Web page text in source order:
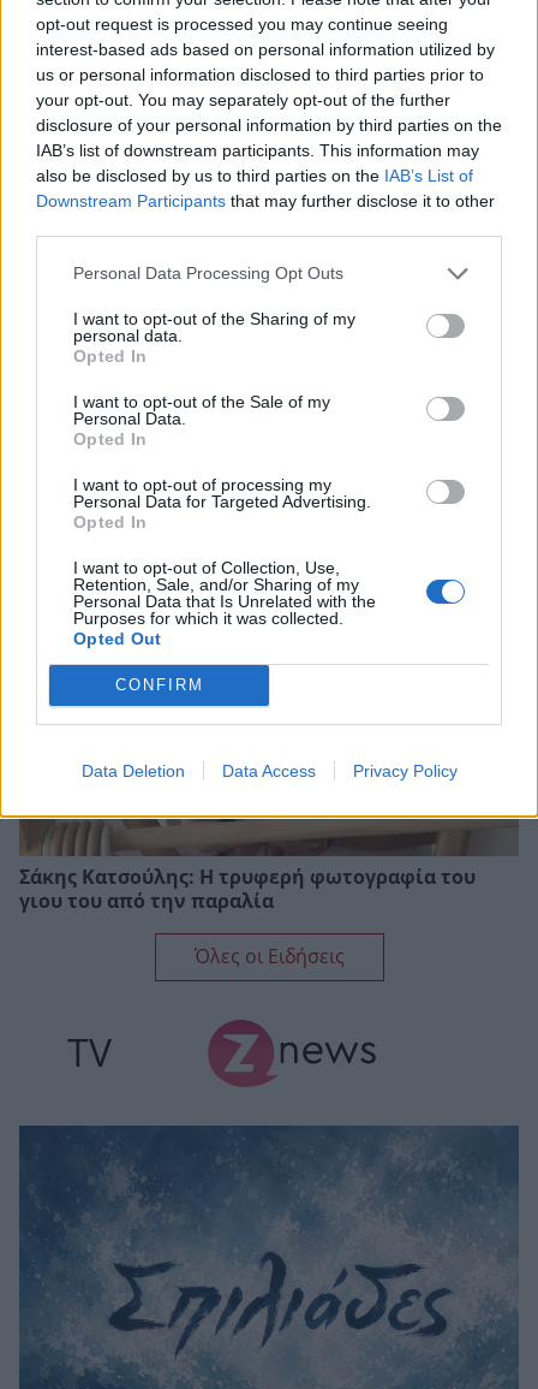
opt-out request is processed you may continue seeing
interest-based ads based on personal information utilized by
us or personal information disclosed to third parties prior to
your opt-out. You may separately opt-out of the further
disclosure of your personal information by third parties on the
IAB’s list of downstream participants. This information may
also be disclosed by us to third parties on the IAB’s List of
Downstream Participants that may further disclose it to other
Personal Data Processing Opt Outs
I want to opt-out of the Sharing of my
personal data.
Opted In
I want to opt-out of the Sale of my
Personal Data.
Opted In
I want to opt-out of processing my
Personal Data for Targeted Advertising.
Opted In
I want to opt-out of Collection, Use,
Retention, Sale, and/or Sharing of my
Personal Data that Is Unrelated with the
Purposes for which it was collected.
Opted Out
CONFIRM
Data Deletion Data Access Privacy Policy
Ιωάννα Τούνη: Στο νοσοκομείο βρέθηκε με
τροφική δηλητηρίαση – «Τι μάτι πρέπει να έχω
φάει»
Ιβάν Σβιτάιλο: Η περιπέτεια υγείας στις
καλοκαιρινές του διακοπές
Σάκης Κατσούλης: Η τρυφερή φωτογραφία του
γιου του από την παραλία
Όλες οι Ειδήσεις
TV